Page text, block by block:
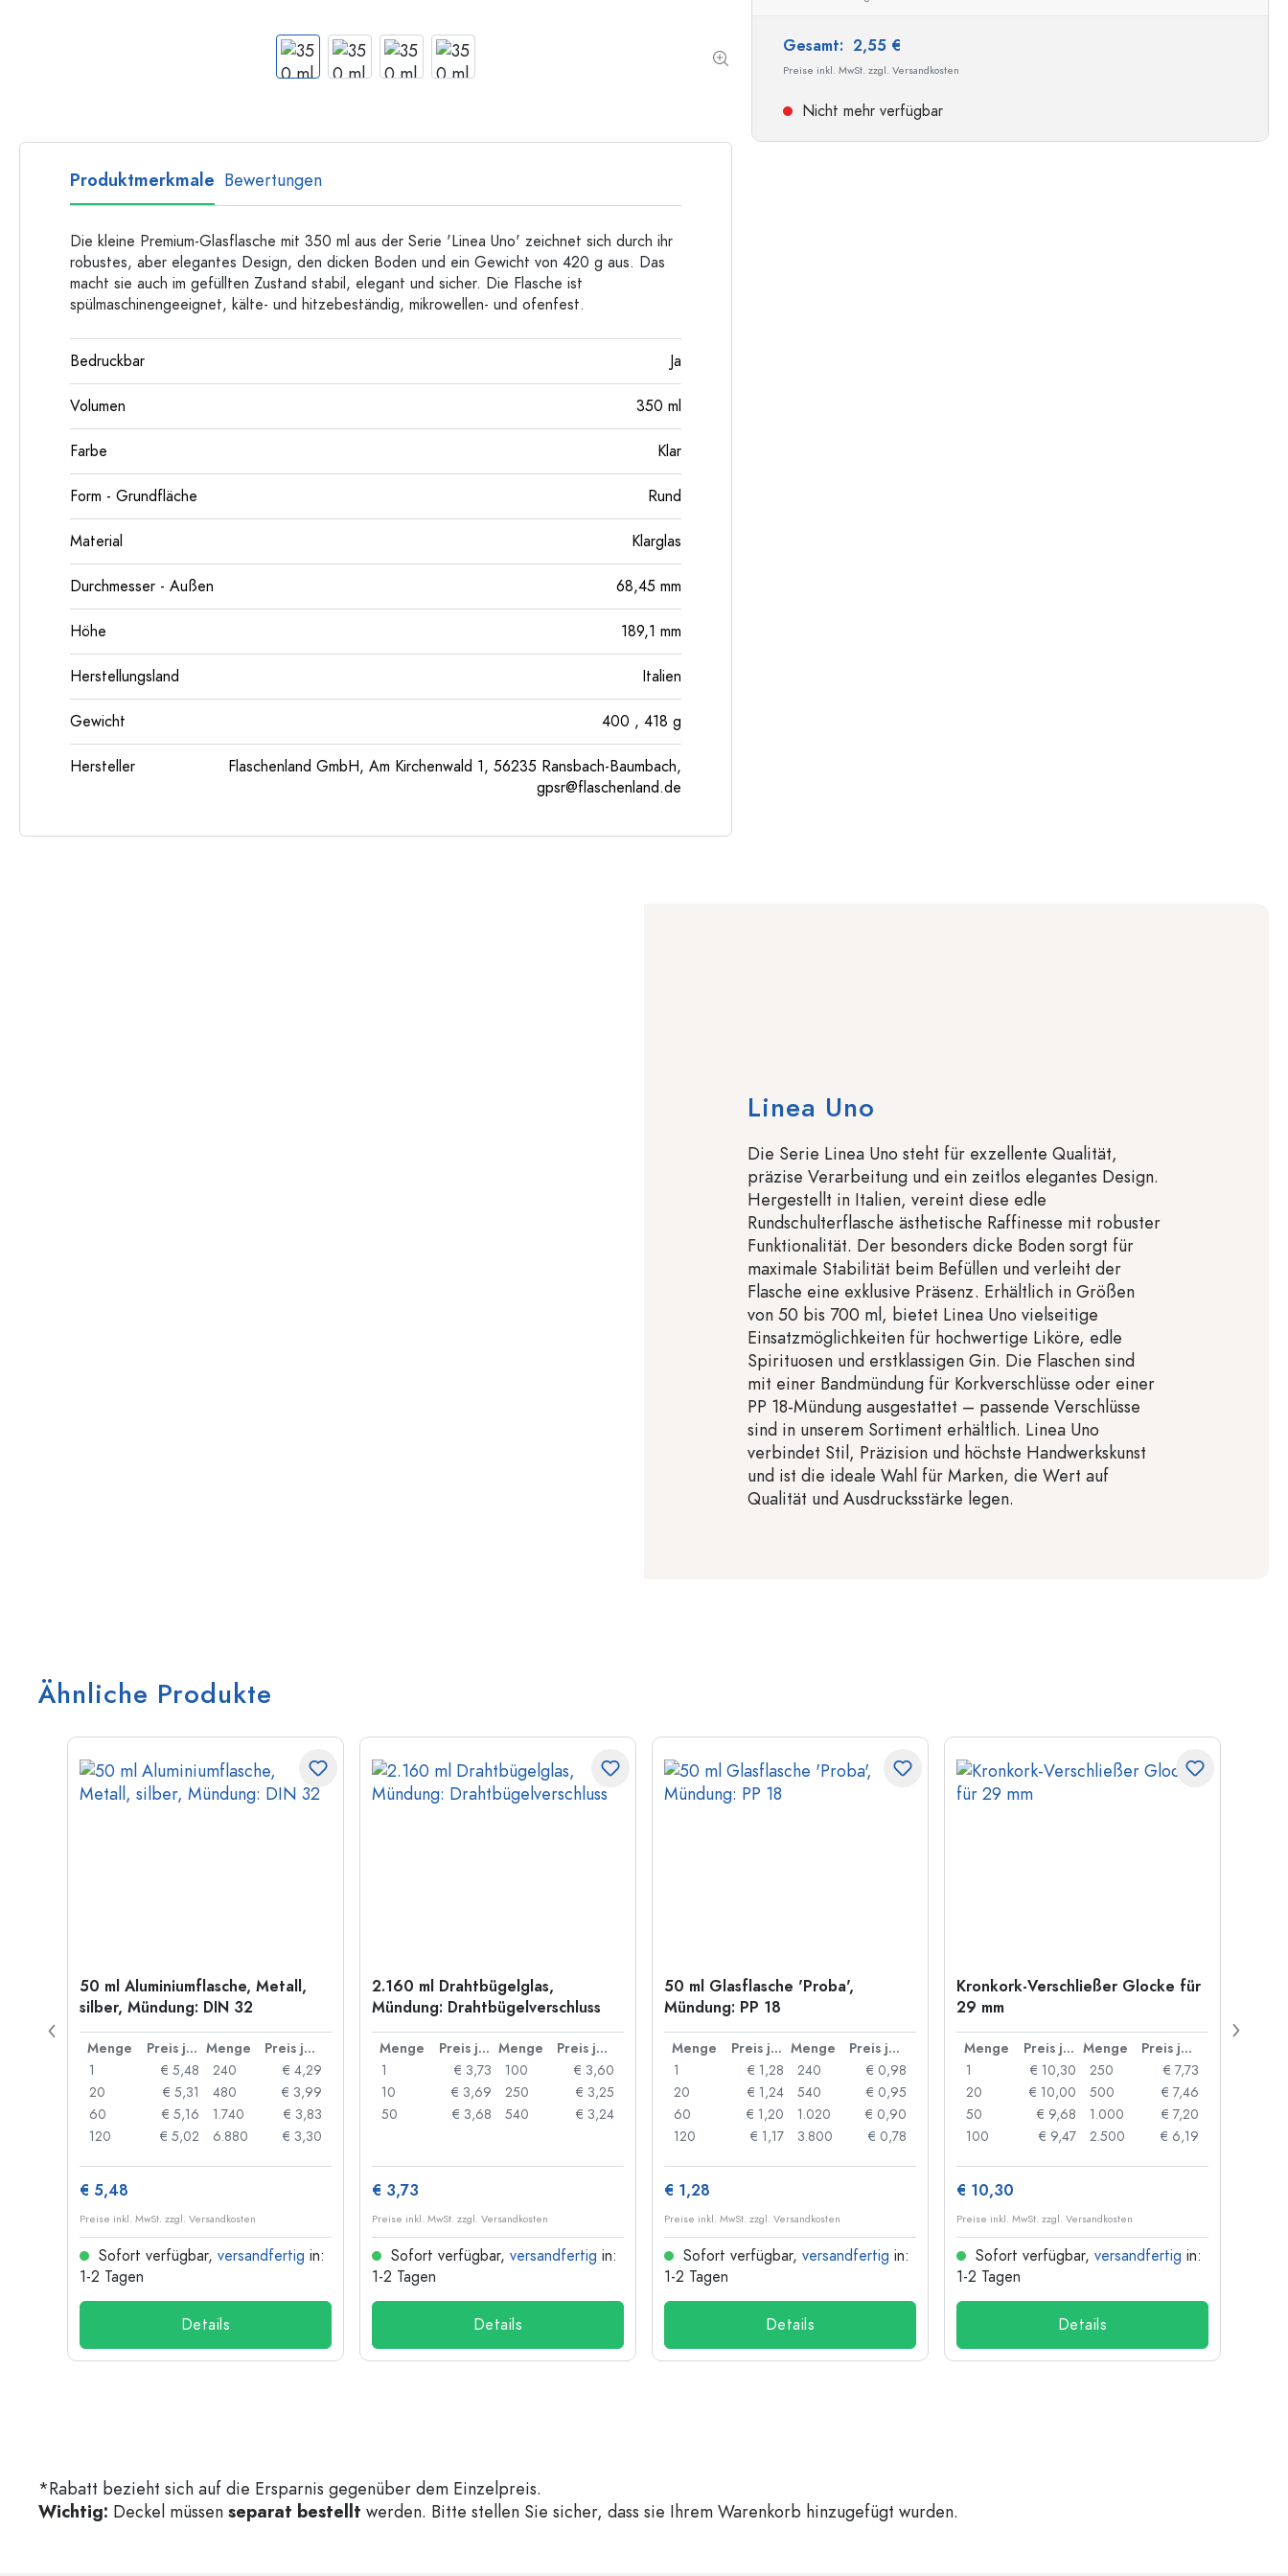
Mehrkantflaschen
Kunststoffflaschen
Aluminiumflaschen
Gesamt: 2,55 €
Preise inkl. MwSt. zzgl. Versandkosten
Nicht mehr verfügbar
Produktmerkmale Bewertungen
Die kleine Premium-Glasflasche mit 350 ml aus der Serie 'Linea Uno' zeichnet sich durch ihr
robustes, aber elegantes Design, den dicken Boden und ein Gewicht von 420 g aus. Das
macht sie auch im gefüllten Zustand stabil, elegant und sicher. Die Flasche ist
spülmaschinengeeignet, kälte- und hitzebeständig, mikrowellen- und ofenfest.
Bedruckbar Ja
Volumen 350 ml
Farbe Klar
Form - Grundfläche Rund
Material Klarglas
Durchmesser - Außen 68,45 mm
Höhe 189,1 mm
Herstellungsland Italien
Gewicht 400 , 418 g
Hersteller
Flaschenland GmbH, Am Kirchenwald 1, 56235 Ransbach-Baumbach,
gpsr@flaschenland.de
Linea Uno
Die Serie Linea Uno steht für exzellente Qualität,
präzise Verarbeitung und ein zeitlos elegantes Design.
Hergestellt in Italien, vereint diese edle
Rundschulterflasche ästhetische Raffinesse mit robuster
Funktionalität. Der besonders dicke Boden sorgt für
maximale Stabilität beim Befüllen und verleiht der
Flasche eine exklusive Präsenz. Erhältlich in Größen
von 50 bis 700 ml, bietet Linea Uno vielseitige
Einsatzmöglichkeiten für hochwertige Liköre, edle
Spirituosen und erstklassigen Gin. Die Flaschen sind
mit einer Bandmündung für Korkverschlüsse oder einer
PP 18-Mündung ausgestattet – passende Verschlüsse
sind in unserem Sortiment erhältlich. Linea Uno
verbindet Stil, Präzision und höchste Handwerkskunst
und ist die ideale Wahl für Marken, die Wert auf
Qualität und Ausdrucksstärke legen.
Ähnliche Produkte
50 ml Aluminiumflasche, Metall,
silber, Mündung: DIN 32
Menge Preis je Stück Menge
Preis je Stück
1
€ 5,48
20
€ 5,31
60
€ 5,16
120
€ 5,02
240
€ 4,29
480
€ 3,99
1.740
€ 3,83
6.880
€ 3,30
€ 5,48
Preise inkl. MwSt. zzgl. Versandkosten
Sofort verfügbar, versandfertig in:
1-2 Tagen
Details
2.160 ml Drahtbügelglas,
Mündung: Drahtbügelverschluss
Menge Preis je Stück Menge
Preis je Stück
1
€ 3,73
10
€ 3,69
50
€ 3,68
100
€ 3,60
250
€ 3,25
540
€ 3,24
€ 3,73
Preise inkl. MwSt. zzgl. Versandkosten
Sofort verfügbar, versandfertig in:
1-2 Tagen
Details
50 ml Glasflasche 'Proba',
Mündung: PP 18
Menge Preis je Stück Menge
Preis je Stück
1
€ 1,28
20
€ 1,24
60
€ 1,20
120
€ 1,17
240
€ 0,98
540
€ 0,95
1.020
€ 0,90
3.800
€ 0,78
€ 1,28
Preise inkl. MwSt. zzgl. Versandkosten
Sofort verfügbar, versandfertig in:
1-2 Tagen
Details
Kronkork-Verschließer Glocke für
29 mm
Menge Preis je Stück Menge
Preis je Stück
1
€ 10,30
20
€ 10,00
50
€ 9,68
100
€ 9,47
250
€ 7,73
500
€ 7,46
1.000
€ 7,20
2.500
€ 6,19
€ 10,30
Preise inkl. MwSt. zzgl. Versandkosten
Sofort verfügbar, versandfertig in:
1-2 Tagen
Details
*Rabatt bezieht sich auf die Ersparnis gegenüber dem Einzelpreis.
Wichtig: Deckel müssen separat bestellt werden. Bitte stellen Sie sicher, dass sie Ihrem Warenkorb hinzugefügt wurden.